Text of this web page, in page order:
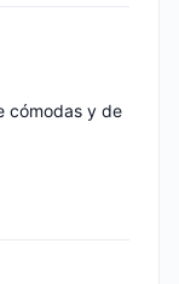
cómodas y de